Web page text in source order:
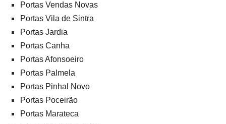
Portas Vendas Novas
Portas Vila de Sintra
Portas Jardia
Portas Canha
Portas Afonsoeiro
Portas Palmela
Portas Pinhal Novo
Portas Poceirão
Portas Marateca